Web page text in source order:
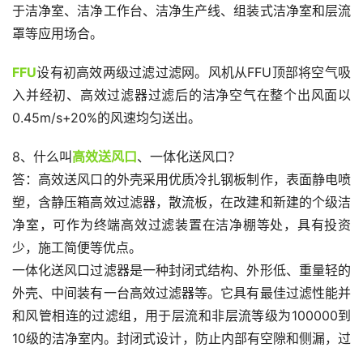
于洁净室、洁净工作台、洁净生产线、组装式洁净室和层流
罩等应用场合。
FFU设有初高效两级过滤过滤网。风机从FFU顶部将空气吸
入并经初、高效过滤器过滤后的洁净空气在整个出风面以
0.45m/s+20%的风速均匀送出。
8、什么叫 高效送风口、一体化送风口？
答：高效送风口的外壳采用优质冷扎钢板制作，表面静电喷
塑，含静压箱高效过滤器，散流板，在改建和新建的个级洁
净室，可作为终端高效过滤装置在洁净棚等处，具有投资
少，施工简便等优点。
一体化送风口过滤器是一种封闭式结构、外形低、重量轻的
外壳、中间装有一台高效过滤器等。它具有最佳过滤性能并
和风管相连的过滤组，用于层流和非层流等级为100000到
10级的洁净室内。封闭式设计，防止内部有空隙和侧漏，过